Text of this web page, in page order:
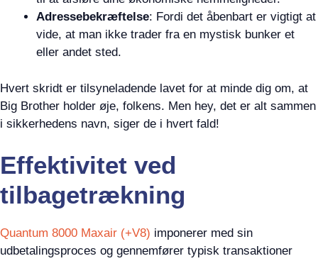
Adressebekræftelse: Fordi det åbenbart er vigtigt at
vide, at man ikke trader fra en mystisk bunker et
eller andet sted.
Hvert skridt er tilsyneladende lavet for at minde dig om, at
Big Brother holder øje, folkens. Men hey, det er alt sammen
i sikkerhedens navn, siger de i hvert fald!
Effektivitet ved
tilbagetrækning
Quantum 8000 Maxair (+V8) imponerer med sin
udbetalingsproces og gennemfører typisk transaktioner